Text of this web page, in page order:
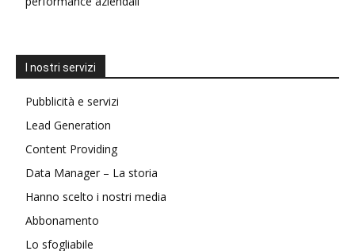
I nostri servizi
Pubblicità e servizi
Lead Generation
Content Providing
Data Manager – La storia
Hanno scelto i nostri media
Abbonamento
Lo sfogliabile